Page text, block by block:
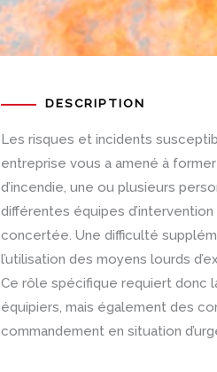
DESCRIPTION
Les risques et incidents
entreprise vous a amené à former
d’incendie, une ou plusieurs
différentes équipes
concertée. Une difficulté
l’utilisation des moyens lourds
Ce rôle spécifique requiert donc
équipiers, mais également des
commandement en situation